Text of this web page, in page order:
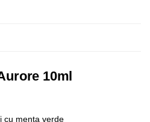
10ml
cu menta verde